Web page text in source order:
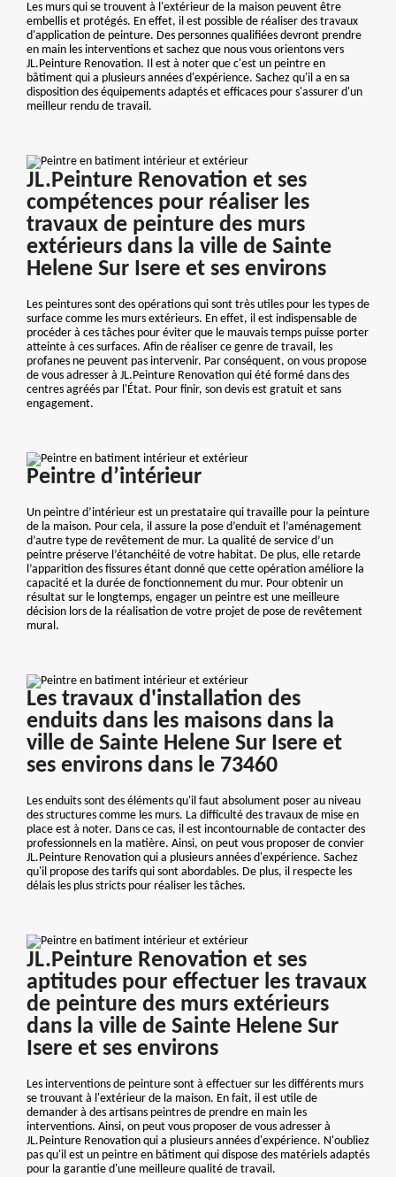
Les murs qui se trouvent à l'extérieur de la maison peuvent être
embellis et protégés. En effet, il est possible de réaliser des travaux
d'application de peinture. Des personnes qualifiées devront prendre
en main les interventions et sachez que nous vous orientons vers
JL.Peinture Renovation. Il est à noter que c'est un peintre en
bâtiment qui a plusieurs années d'expérience. Sachez qu'il a en sa
disposition des équipements adaptés et efficaces pour s'assurer d'un
meilleur rendu de travail.
JL.Peinture Renovation et ses
compétences pour réaliser les
travaux de peinture des murs
extérieurs dans la ville de Sainte
Helene Sur Isere et ses environs
Les peintures sont des opérations qui sont très utiles pour les types de
surface comme les murs extérieurs. En effet, il est indispensable de
procéder à ces tâches pour éviter que le mauvais temps puisse porter
atteinte à ces surfaces. Afin de réaliser ce genre de travail, les
profanes ne peuvent pas intervenir. Par conséquent, on vous propose
de vous adresser à JL.Peinture Renovation qui été formé dans des
centres agréés par l'État. Pour finir, son devis est gratuit et sans
engagement.
Peintre d’intérieur
Un peintre d’intérieur est un prestataire qui travaille pour la peinture
de la maison. Pour cela, il assure la pose d’enduit et l’aménagement
d’autre type de revêtement de mur. La qualité de service d’un
peintre préserve l’étanchéité de votre habitat. De plus, elle retarde
l’apparition des fissures étant donné que cette opération améliore la
capacité et la durée de fonctionnement du mur. Pour obtenir un
résultat sur le longtemps, engager un peintre est une meilleure
décision lors de la réalisation de votre projet de pose de revêtement
mural.
Les travaux d'installation des
enduits dans les maisons dans la
ville de Sainte Helene Sur Isere et
ses environs dans le 73460
Les enduits sont des éléments qu'il faut absolument poser au niveau
des structures comme les murs. La difficulté des travaux de mise en
place est à noter. Dans ce cas, il est incontournable de contacter des
professionnels en la matière. Ainsi, on peut vous proposer de convier
JL.Peinture Renovation qui a plusieurs années d'expérience. Sachez
qu'il propose des tarifs qui sont abordables. De plus, il respecte les
délais les plus stricts pour réaliser les tâches.
JL.Peinture Renovation et ses
aptitudes pour effectuer les travaux
de peinture des murs extérieurs
dans la ville de Sainte Helene Sur
Isere et ses environs
Les interventions de peinture sont à effectuer sur les différents murs
se trouvant à l'extérieur de la maison. En fait, il est utile de
demander à des artisans peintres de prendre en main les
interventions. Ainsi, on peut vous proposer de vous adresser à
JL.Peinture Renovation qui a plusieurs années d'expérience. N'oubliez
pas qu'il est un peintre en bâtiment qui dispose des matériels adaptés
pour la garantie d'une meilleure qualité de travail.